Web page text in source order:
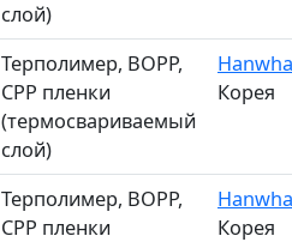
слой)
Терполимер, BOPP,
CPP пленки
(термосвариваемый
слой)
Корея
Терполимер, BOPP,
CPP пленки
Корея